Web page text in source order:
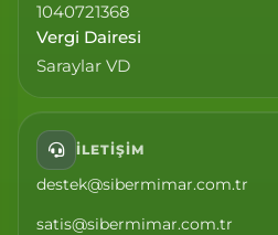
1040721368
Vergi Dairesi
Saraylar VD
İLETIŞIM
destek@sibermimar.com.tr
satis@sibermimar.com.tr